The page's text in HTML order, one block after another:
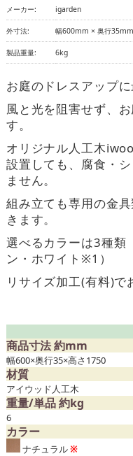
メーカー: igarden
外寸法: 幅600mm × 奥行
製品重量: 6kg
お庭のドレスアップ
風と光を阻害せず、
す。
オリジナル人工木
設置しても、腐食・
ません。
組み立ても専用の金
きます。
選べるカラーは3種類
ン・ホワイト※1）
リサイズ加工(有料)で
商品寸法 約mm
幅600×奥行35×高さ1750
材質
アイウッド人工木
重量/単品 約kg
6
カラー
ナチュラル※